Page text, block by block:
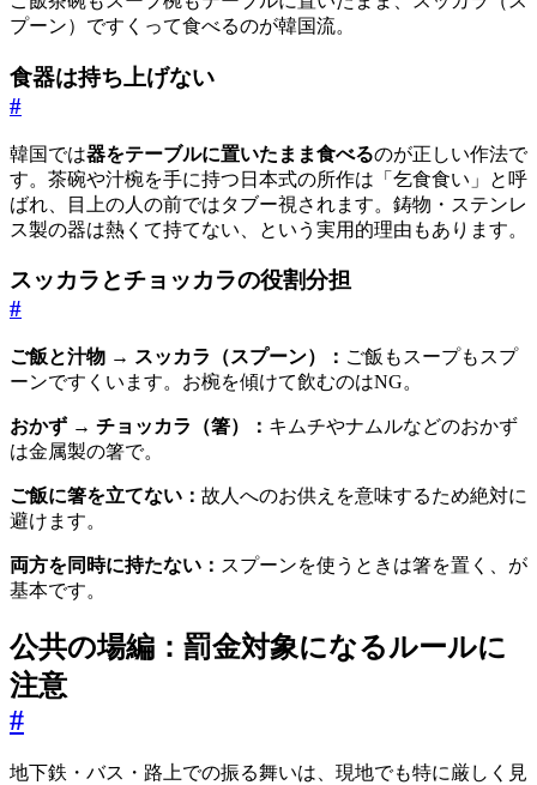
プーン）ですくって食べるのが韓国流。
食器は持ち上げない
#
韓国では器をテーブルに置いたまま食べるのが正しい作法で
す。茶碗や汁椀を手に持つ日本式の所作は「乞食食い」と呼
ばれ、目上の人の前ではタブー視されます。鋳物・ステンレ
ス製の器は熱くて持てない、という実用的理由もあります。
スッカラとチョッカラの役割分担
#
ご飯と汁物 → スッカラ（スプーン）： ご飯もスープもスプ
ーンですくいます。お椀を傾けて飲むのはNG。
おかず → チョッカラ（箸）： キムチやナムルなどのおかず
は金属製の箸で。
ご飯に箸を立てない： 故人へのお供えを意味するため絶対に
避けます。
両方を同時に持たない： スプーンを使うときは箸を置く、が
基本です。
公共の場編：罰金対象になるルールに
注意
#
地下鉄・バス・路上での振る舞いは、現地でも特に厳しく見